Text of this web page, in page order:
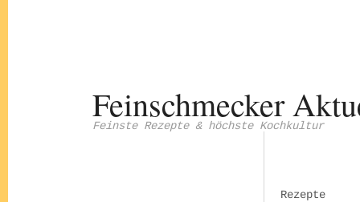
Feinschmecker
Feinste Rezepte & höchste Kochkultur
Rezepte